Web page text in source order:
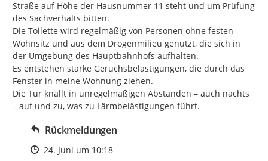
Straße auf Höhe der Hausnummer 11 steht und um Prüfung
des Sachverhalts bitten.
Die Toilette wird regelmäßig von Personen ohne festen
Wohnsitz und aus dem Drogenmilieu genutzt, die sich in
der Umgebung des Hauptbahnhofs aufhalten.
Es entstehen starke Geruchsbelästigungen, die durch das
Fenster in meine Wohnung ziehen.
Die Tür knallt in unregelmäßigen Abständen – auch nachts
– auf und zu, was zu Lärmbelästigungen führt.
Rückmeldungen
Zeitpunkt des Erstellens
24. Juni um 10:18